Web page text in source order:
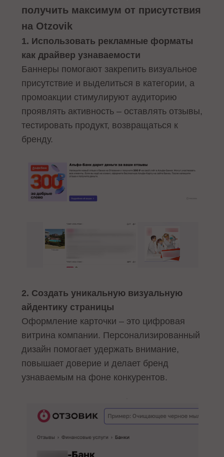
получить максимум от присутствия
на Otzovik
1. Использовать рекламные форматы
как драйвер узнаваемости
Баннеры помогают закрепить визуальное
присутствие и выделиться в категории, а
промоакции стимулируют аудиторию
проявлять активность – оставлять отзывы,
тестировать продукт, возвращаться к
бренду.
2. Создать уникальную визуальную
айдентику страницы
Оформление карточки – это цифровая
витрина компании. Персонализированный
дизайн помогает удержать внимание,
повышает доверие и делает бренд
узнаваемым на фоне конкурентов.